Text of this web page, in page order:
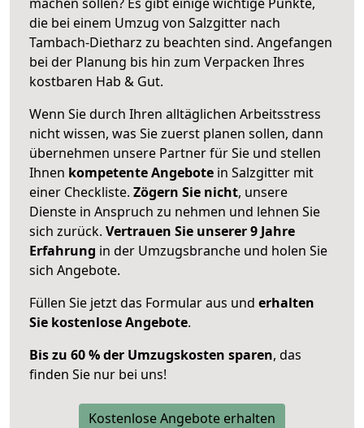
die bei einem Umzug von Salzgitter nach
Tambach-Dietharz zu beachten sind. Angefangen
bei der Planung bis hin zum Verpacken Ihres
kostbaren Hab & Gut.
Wenn Sie durch Ihren alltäglichen Arbeitsstress
nicht wissen, was Sie zuerst planen sollen, dann
übernehmen unsere Partner für Sie und stellen
Ihnen kompetente Angebote in Salzgitter mit
einer Checkliste. Zögern Sie nicht, unsere
Dienste in Anspruch zu nehmen und lehnen Sie
sich zurück. Vertrauen Sie unserer 9 Jahre
Erfahrung in der Umzugsbranche und holen Sie
sich Angebote.
Füllen Sie jetzt das Formular aus und erhalten
Sie kostenlose Angebote.
Bis zu 60 % der Umzugskosten sparen, das
finden Sie nur bei uns!
Kostenlose Angebote erhalten